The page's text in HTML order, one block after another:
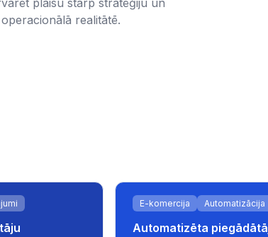
plaisu starp stratēģiju un
realitātē.
E-komercija Automatizācija
Automatizēta